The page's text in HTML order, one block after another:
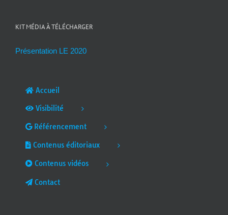
KIT MÉDIA À TÉLÉCHARGER
Présentation LE 2020
Accueil
Visibilité
Référencement
Contenus éditoriaux
Contenus vidéos
Contact